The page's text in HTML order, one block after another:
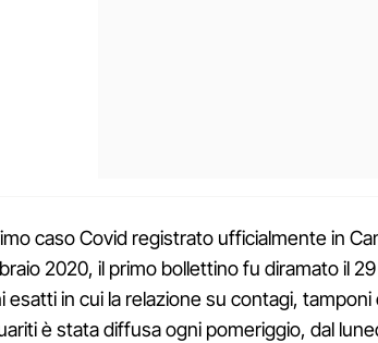
caso Covid registrato ufficialmente in
2020, il primo bollettino fu diramato il
esatti in cui la relazione su contagi,
è stata diffusa ogni pomeriggio, dal